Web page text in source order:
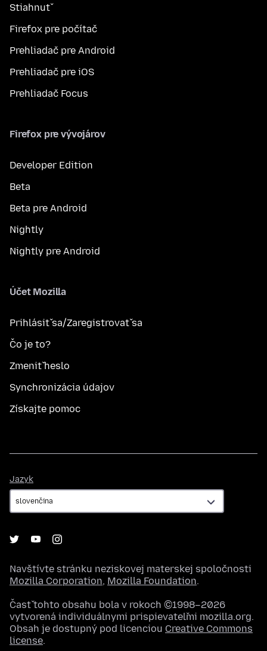
Stiahnuť
Firefox pre počítač
Prehliadač pre Android
Prehliadač pre iOS
Prehliadač Focus
Firefox pre vývojárov
Developer Edition
Beta
Beta pre Android
Nightly
Nightly pre Android
Účet Mozilla
Prihlásiť sa/Zaregistrovať sa
Čo je to?
Zmeniť heslo
Synchronizácia údajov
Získajte pomoc
Jazyk
Navštívte stránku neziskovej materskej spoločnosti
Mozilla Corporation, Mozilla Foundation.
Časť tohto obsahu bola v rokoch ©1998–2026
vytvorená individuálnymi prispievateľmi mozilla.org.
Obsah je dostupný pod licenciou Creative Commons
license.